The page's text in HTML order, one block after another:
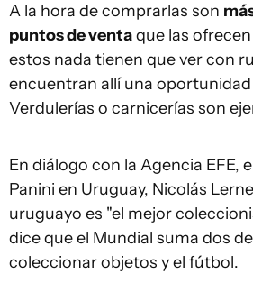
A la hora de comprarlas son
puntos de ventaque las
estos nada tienen que ver con
encuentran allí una
Verdulerías o carnicerías son
En diálogo con la Agencia EFE,
Panini en Uruguay, Nicolás
uruguayo es "el mejor
dice que el Mundial suma dos
coleccionar objetos y el fútbol.